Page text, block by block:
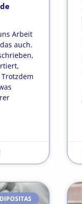
Arbeit
auch.